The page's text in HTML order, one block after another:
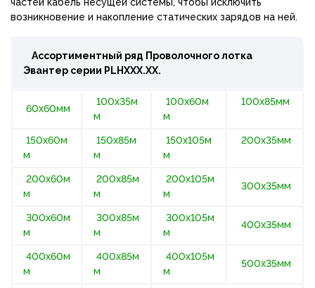
возникновение и накопление статических зарядов на ней.
Ассортиментный ряд Проволочного лотка
Эвантер серии PLHХХХ.ХХ.
60х60мм
100х35м
м
100х60м
м
100х85мм
150х60м
м
150х85м
м
150х105м
м
200х35мм
200х60м
м
200х85м
м
200х105м
м
300х35мм
300х60м
м
300х85м
м
300х105м
м
400х35мм
400х60м
м
400х85м
м
400х105м
м
500х35мм